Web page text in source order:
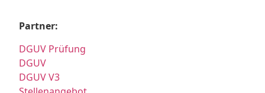
Partner:
DGUV Prüfung
DGUV
DGUV V3